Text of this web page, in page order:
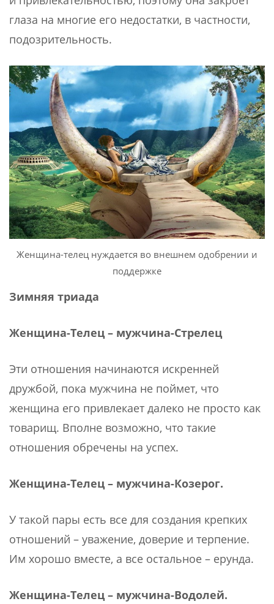
глаза на многие его недостатки, в частности,
подозрительность.
Женщина-телец нуждается во внешнем одобрении и
поддержке
Зимняя триада
Женщина-Телец – мужчина-Стрелец
Эти отношения начинаются искренней
дружбой, пока мужчина не поймет, что
женщина его привлекает далеко не просто как
товарищ. Вполне возможно, что такие
отношения обречены на успех.
Женщина-Телец – мужчина-Козерог.
У такой пары есть все для создания крепких
отношений – уважение, доверие и терпение.
Им хорошо вместе, а все остальное – ерунда.
Женщина-Телец – мужчина-Водолей.